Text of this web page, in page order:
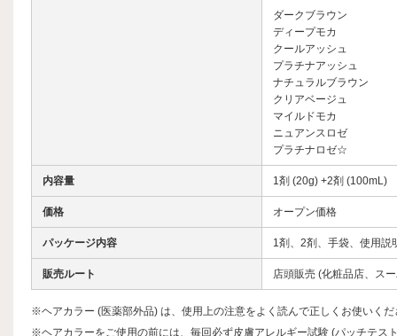
ダークブラウン
ディープモカ
クールアッシュ
プラチナアッシュ
ナチュラルブラウン
クリアベージュ
マイルドモカ
ニュアンスロゼ
プラチナロゼ☆
内容量 1剤 (20g) +2剤 (100mL)
価格 オープン価格
パッケージ内容 1剤、2剤、手袋、使用説
販売ルート 店頭販売 (化粧品店、ス
※ヘアカラー (医薬部外品) は、使用上の注意をよく読んで正しくお使いくだ
※ヘアカラーをご使用の前には、毎回必ず皮膚アレルギー試験 (パッチテス